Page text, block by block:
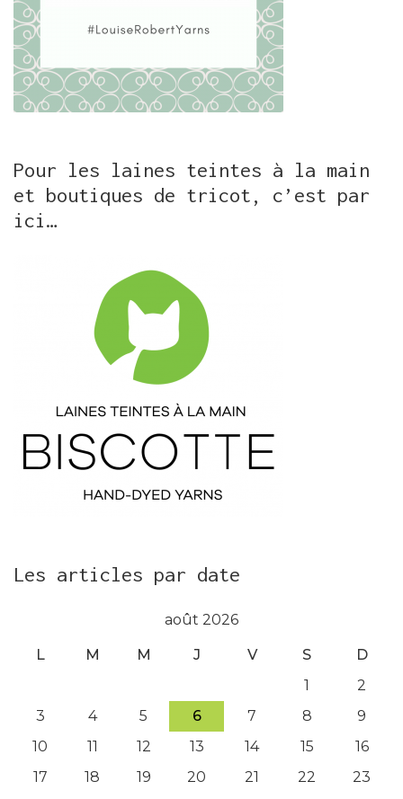
Pour les laines teintes à la main
et boutiques de tricot, c’est par
ici…
Les articles par date
août 2026
L M M J V S
D
1
2
3
4 5 6 7 8
9
10
11 12 13 14 15
16
17
18 19 20 21 22 23